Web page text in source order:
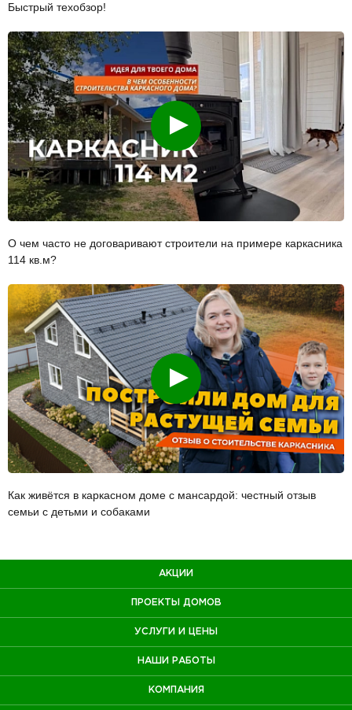
Быстрый техобзор!
Смотреть
О чем часто не договаривают строители на примере каркасника
114 кв.м?
Смотреть
Как живётся в каркасном доме с мансардой: честный отзыв
семьи с детьми и собаками
АКЦИИ
ПРОЕКТЫ ДОМОВ
УСЛУГИ И ЦЕНЫ
НАШИ РАБОТЫ
КОМПАНИЯ